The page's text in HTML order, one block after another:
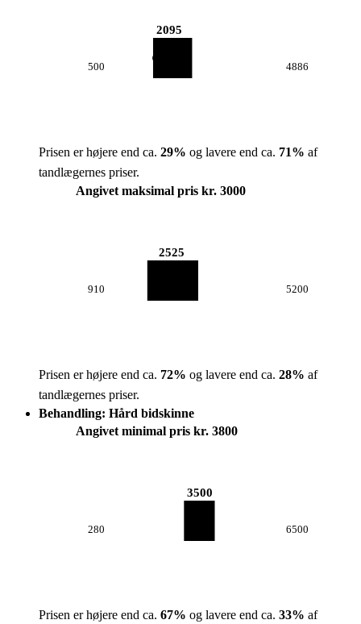
500
2095
4886
Prisen er højere end ca. 29% og lavere end ca. 71% af
tandlægernes priser.
Angivet maksimal pris kr. 3000
910
2525
5200
Prisen er højere end ca. 72% og lavere end ca. 28% af
tandlægernes priser.
Behandling: Hård bidskinne
Angivet minimal pris kr. 3800
280
3500
6500
Prisen er højere end ca. 67% og lavere end ca. 33% af